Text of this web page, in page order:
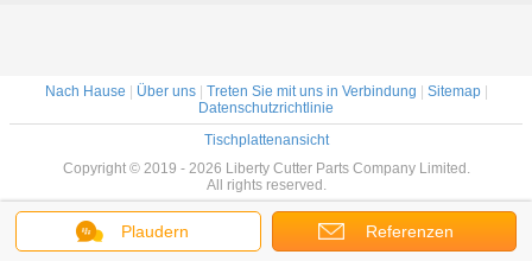
Plaudern Referenzen
Nach Hause Über uns| Treten Sie mit uns in Verbindung Sitemap|
Datenschutzrichtlinie
Tischplattenansicht
Copyright © 2019 - 2026 Liberty Cutter Parts Company Limited.
All rights reserved.